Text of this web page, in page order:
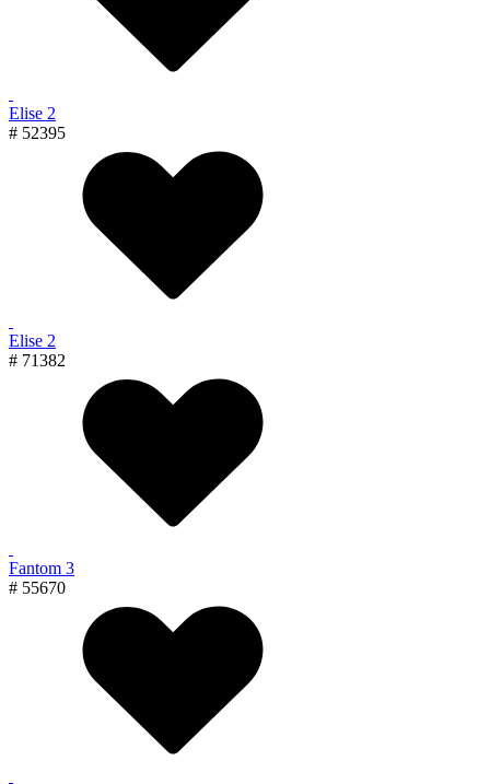
Elise 2
# 52395
Elise 2
# 71382
Fantom 3
# 55670